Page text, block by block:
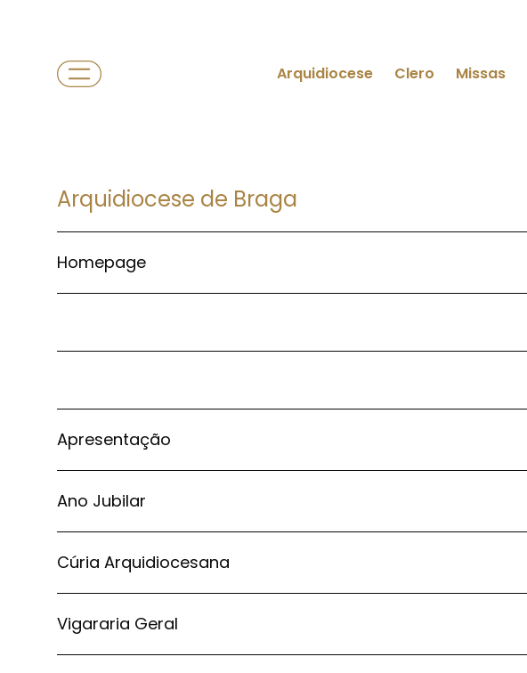
Arquidiocese Clero Missas
Arquidiocese de Braga
Homepage
Apresentação
Ano Jubilar
Cúria Arquidiocesana
Vigararia Geral